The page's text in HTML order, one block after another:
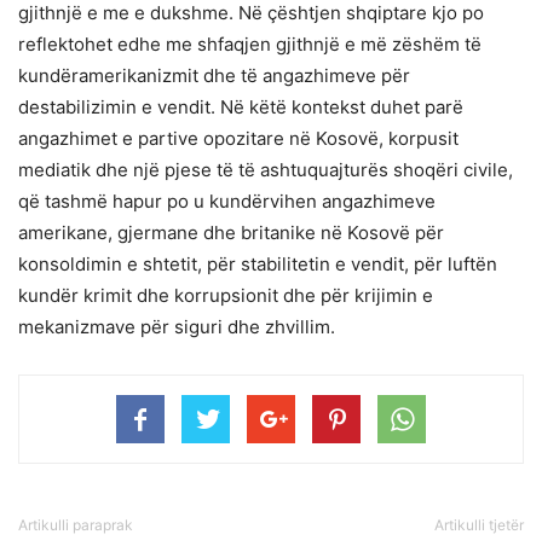
gjithnjë e me e dukshme. Në çështjen shqiptare kjo po
reflektohet edhe me shfaqjen gjithnjë e më zëshëm të
kundëramerikanizmit dhe të angazhimeve për
destabilizimin e vendit. Në këtë kontekst duhet parë
angazhimet e partive opozitare në Kosovë, korpusit
mediatik dhe një pjese të të ashtuquajturës shoqëri civile,
që tashmë hapur po u kundërvihen angazhimeve
amerikane, gjermane dhe britanike në Kosovë për
konsoldimin e shtetit, për stabilitetin e vendit, për luftën
kundër krimit dhe korrupsionit dhe për krijimin e
mekanizmave për siguri dhe zhvillim.
Artikulli paraprak Artikulli tjetër